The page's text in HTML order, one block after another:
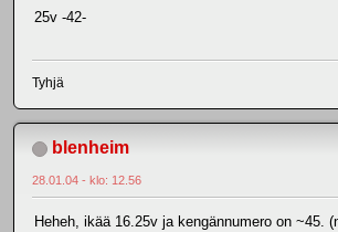
25v -42-
Tyhjä
blenheim
28.01.04 - klo: 12.56
Heheh, ikää 16.25v ja kengännumero on ~45.